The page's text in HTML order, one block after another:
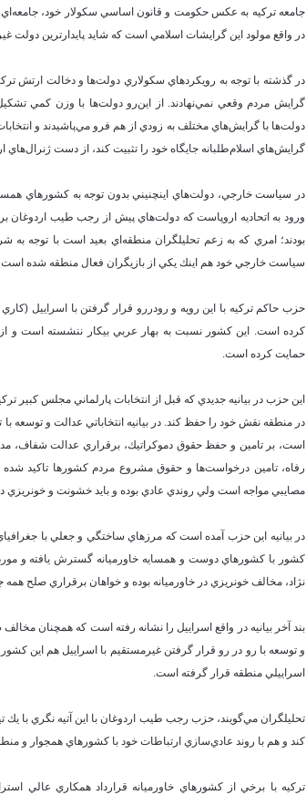
جامعه تركيه به عكس حكومت و قانون اساسي سكولار خود،
در واقع مولود اين گرايشات اسلامي است كه شايد پايدارترين دولت
در گذشته با توجه به رويكردهاي سكولاري دولت‌ها و دخالت ارتش
گرايش مردم وقعي نمي‌نهادند. از اين‌رو دولت‌ها با وزن كمي
دولت‌ها با گرايش‌هاي مختلف به زودي از هم فرو مي‌پاشيدند و
گرايش‌هاي اسلام‌طلبانه جايگاه خود را تثبيت كند، از دست
در سياست خارجي، دولت‌هاي اينچنيني بدون توجه به كشورهاي
ورود به اتحاديه اروپاست كه دولت‌هاي پيش از رجب طيب
بودند؛ امري كه به زعم تحليلگران منطقه‌اي بعيد است با توجه به
سياست خارجي خود هم اينك يكي از بازيگران فعال منطقه شده است
حزب حاكم تركيه با اين رويه و رودررو قرار گرفتن با اسراييل
كرده است. اين كشور نسبت به بهار عربي بيكار ننشسته است و
حمايت كرده است.
اين حزب در بيانيه جديدي كه قبل از انتخابات پارلماني مجلس كبير
است، بر تامين و حفظ حقوق دموكراتيك، برقراري عدالت شفاف،
رفاه، تامين درخواست‌ها و حقوق مشروع مردم كشورها تاكيد
مصايبي مواجه است ولي روندي عادي بوده و بايد خشونت و خونريزي
در بيانيه اين حزب آمده است كه مرزهاي ساختگي و جعلي با
كشور با كشورهاي دوست و همسايه خاورميانه گسترش يافته و
نژاد، مخالف خونريزي در خاورميانه بوده و خواهان برقراري صلح همه
بند آخر بيانيه در واقع اسراييل را نشانه رفته است كه همچنان
و توسعه با رو در رو قرار گرفتن غيرمستقيم با اسراييل هم اين
اسراييلي منطقه قرار گرفته است.
تحليلگران مي‌گويند، حزب رجب طيب اردوغان با اين آتيه نگري با
كند و هم با روند عادي‌سازي ارتباطات خود با كشورهاي همجوار و
تركيه با برخي از كشورهاي خاورميانه قرارداد همكاري عالي